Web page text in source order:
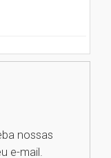
desafios
em
nossas
e-mail.